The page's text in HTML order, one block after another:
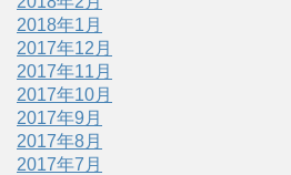
2018年1月
2017年12月
2017年11月
2017年10月
2017年9月
2017年8月
2017年7月